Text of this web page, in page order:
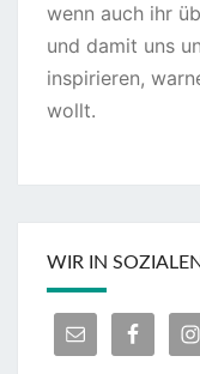
wenn auch ihr
und damit uns
inspirieren,
wollt.
WIR IN